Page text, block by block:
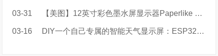
03-31 【美图】12英寸彩色墨水屏显示器Paperlike Color实拍大放送
03-16 DIY一个自己专属的智能天气显示屏：ESP32-Weather-EPD